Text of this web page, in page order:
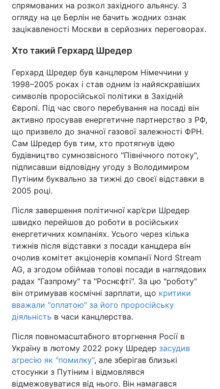
спрямованих на розкол західного альянсу. З
огляду на це Берлін не бачить жодних ознак
зацікавленості Москви в серйозних переговорах.
Хто такий Герхард Шредер
Герхард Шредер був канцлером Німеччини у
1998–2005 роках і став одним із найяскравіших
символів проросійської політики в Західній
Європі. Під час свого перебування на посаді він
активно просував енергетичне партнерство з РФ,
що призвело до значної газової залежності ФРН.
Сам Шредер був тим, хто протягнув ідею
будівництво сумнозвісного "Північного потоку",
підписавши відповідну угоду з Володимиром
Путіним буквально за тижні до своєї відставки в
2005 році.
Після завершення політичної кар’єри Шредер
швидко перейшов до роботи в російських
енергетичних компаніях. Усього через кілька
тижнів після відставки з посади канцдера він
очолив комітет акціонерів компанії Nord Stream
AG, а згодом обіймав топові посади в наглядових
радах "Газпрому" та "Роснєфті". За цю "роботу"
він отримував космічні зарплати, що критики
вважали "оплатою" за його проросійську
діяльність в часи канцлерства.
Після повномасштабного вторгнення Росії в
Україну в лютому 2022 року Шредер засудив
агресію як "помилку", але зберігав близькі
стосунки з Путіним і відмовлявся
відмежовуватися від нього. Він намагався